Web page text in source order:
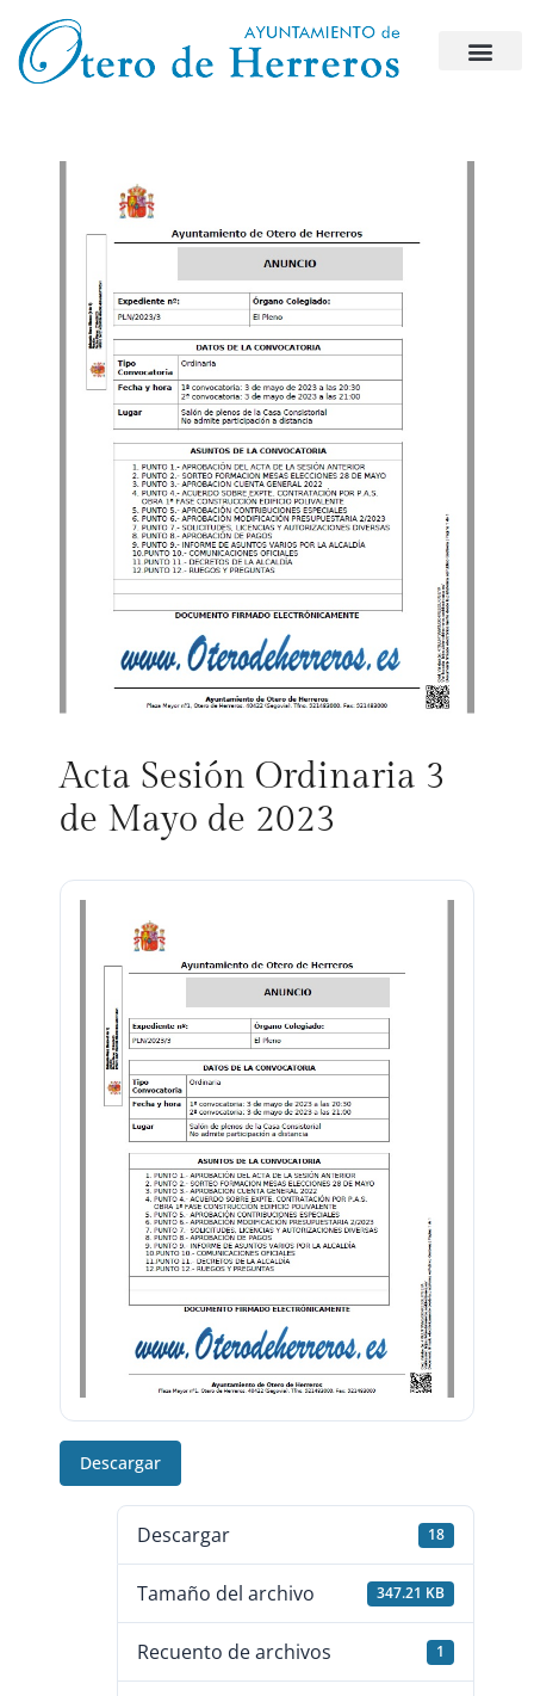
Acta Sesión Ordinaria 3
de Mayo de 2023
Descargar
Descargar 18
Tamaño del archivo 347.21 KB
Recuento de archivos 1